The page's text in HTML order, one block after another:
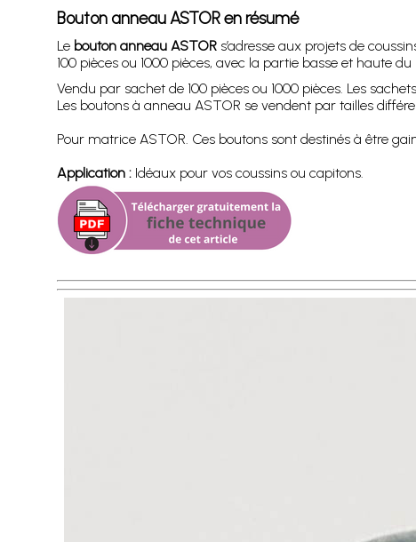
Bouton anneau ASTOR en résumé
Le bouton anneau ASTORs’adresse aux projets de
100 pièces ou 1000 pièces, avec la partie basse et haute
Vendu par sachet de 100 pièces ou 1000 pièces. Les
Les boutons à anneau ASTOR se vendent par tailles
Pour matrice ASTOR. Ces boutons sont destinés à être
Application :Idéaux pour vos coussins ou capitons.